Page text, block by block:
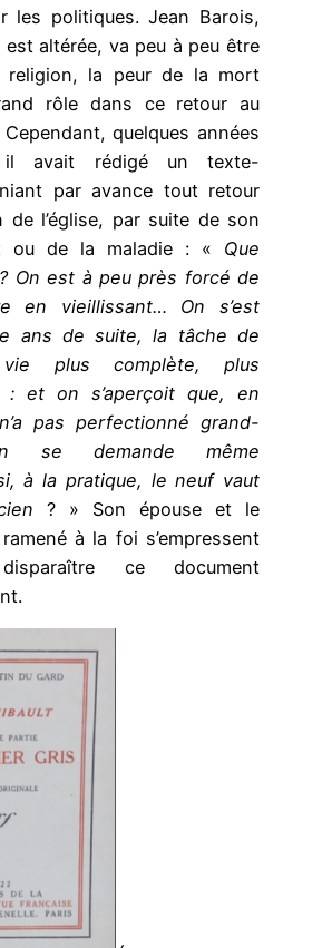
les politiques. Jean Barois,
altérée, va peu à peu être
religion, la peur de la mort
rôle dans ce retour au
quelques années
il avait rédigé un texte-
par avance tout retour
de l’église, par suite de son
ou de la maladie : « Que
On est à peu près forcé de
en vieillissant… On s’est
ans de suite, la tâche de
plus complète, plus
: et on s’aperçoit que, en
pas perfectionné grand-
se demande même
à la pratique, le neuf vaut
? » Son épouse et le
à la foi s’empressent
ce document